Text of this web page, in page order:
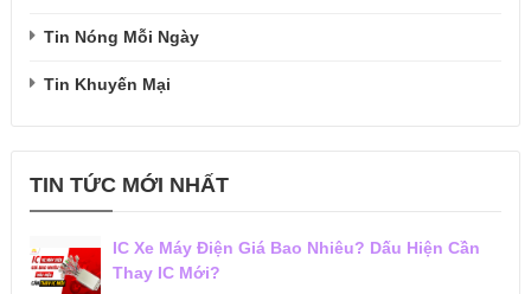
Tin Nóng Mỗi Ngày
Tin Khuyến Mại
TIN TỨC MỚI NHẤT
IC Xe Máy Điện Giá Bao Nhiêu? Dấu Hiện Cần
Thay IC Mới?